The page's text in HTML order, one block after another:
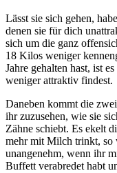
Lässt sie sich gehen,
denen sie für dich
sich um die ganz
18 Kilos weniger
Jahre gehalten hast, ist
weniger attraktiv findest.
Daneben kommt die
ihr zuzusehen, wie sie
Zähne schiebt. Es ekelt
mehr mit Milch trinkt, so
unangenehm, wenn ihr
Buffett verabredet habt